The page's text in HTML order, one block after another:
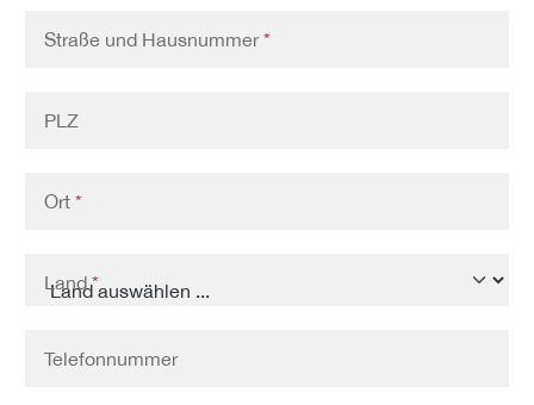
Straße und Hausnummer*
PLZ
Ort *
Land*
Telefonnummer